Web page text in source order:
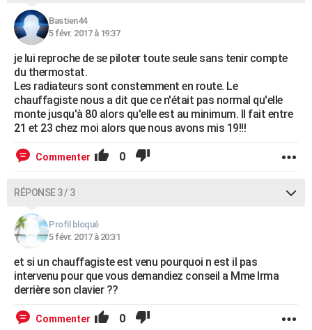
Bastien44
5 févr. 2017 à 19:37
je lui reproche de se piloter toute seule sans tenir compte
du thermostat.
Les radiateurs sont constemment en route. Le
chauffagiste nous a dit que ce n'était pas normal qu'elle
monte jusqu'à 80 alors qu'elle est au minimum. Il fait entre
21 et 23 chez moi alors que nous avons mis 19!!!
Commenter 0
RÉPONSE 3 / 3
Profil bloqué
5 févr. 2017 à 20:31
et si un chauffagiste est venu pourquoi n est il pas
intervenu pour que vous demandiez conseil a Mme Irma
derrière son clavier ??
Commenter 0